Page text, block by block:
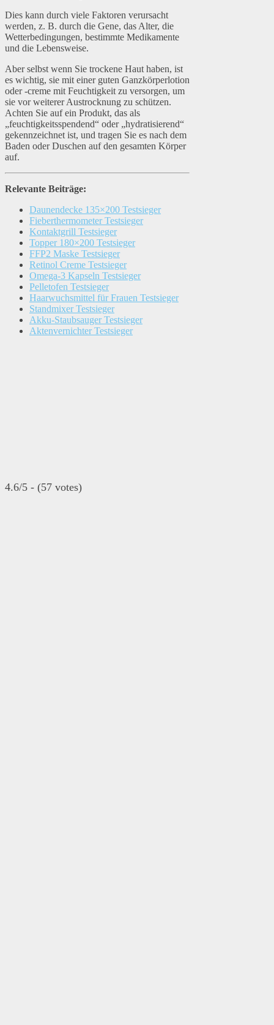
Dies kann durch viele Faktoren verursacht
werden, z. B. durch die Gene, das Alter, die
Wetterbedingungen, bestimmte Medikamente
und die Lebensweise.
Aber selbst wenn Sie trockene Haut haben, ist
es wichtig, sie mit einer guten Ganzkörperlotion
oder -creme mit Feuchtigkeit zu versorgen, um
sie vor weiterer Austrocknung zu schützen.
Achten Sie auf ein Produkt, das als
„feuchtigkeitsspendend“ oder „hydratisierend“
gekennzeichnet ist, und tragen Sie es nach dem
Baden oder Duschen auf den gesamten Körper
auf.
Relevante Beiträge:
Daunendecke 135×200 Testsieger
Fieberthermometer Testsieger
Kontaktgrill Testsieger
Topper 180×200 Testsieger
FFP2 Maske Testsieger
Retinol Creme Testsieger
Omega-3 Kapseln Testsieger
Pelletofen Testsieger
Haarwuchsmittel für Frauen Testsieger
Standmixer Testsieger
Akku-Staubsauger Testsieger
Aktenvernichter Testsieger
4.6/5 - (57 votes)